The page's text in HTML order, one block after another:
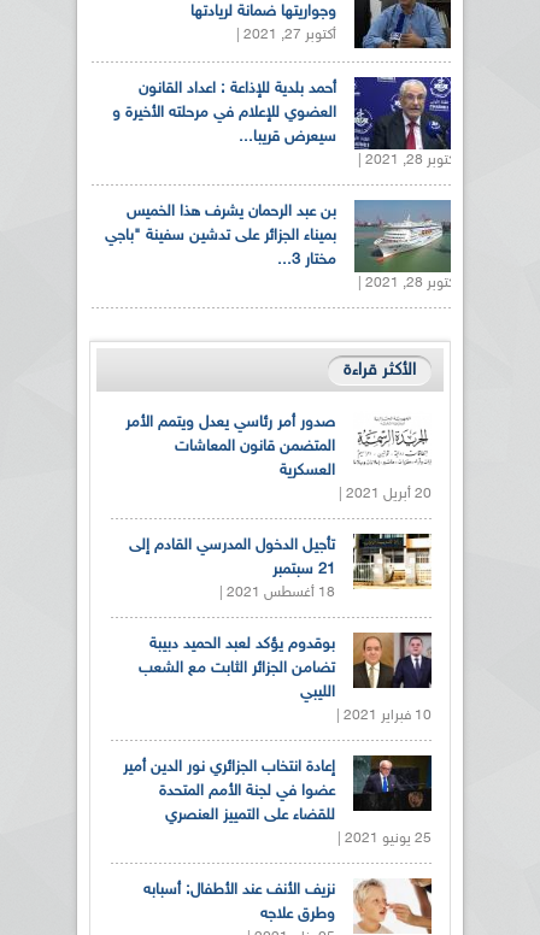
وجواريتها ضمانة لريادتها
أكتوبر 27, 2021 |
أحمد بلدية للإذاعة : اعداد القانون
العضوي للإعلام في مرحلته الأخيرة و
سيعرض قريبا...
أكتوبر 28, 2021 |
بن عبد الرحمان يشرف هذا الخميس
بميناء الجزائر على تدشين سفينة "باجي
مختار 3...
أكتوبر 28, 2021 |
الأكثر قراءة
صدور أمر رئاسي يعدل ويتمم الأمر
المتضمن قانون المعاشات
العسكرية
20 أبريل 2021 |
تأجيل الدخول المدرسي القادم إلى
21 سبتمبر
18 أغسطس 2021 |
بوقدوم يؤكد لعبد الحميد دبيبة
تضامن الجزائر الثابت مع الشعب
الليبي
10 فبراير 2021 |
إعادة انتخاب الجزائري نور الدين أمير
عضوا في لجنة الأمم المتحدة
للقضاء على التمييز العنصري
25 يونيو 2021 |
نزيف الأنف عند الأطفال: أسبابه
وطرق علاجه